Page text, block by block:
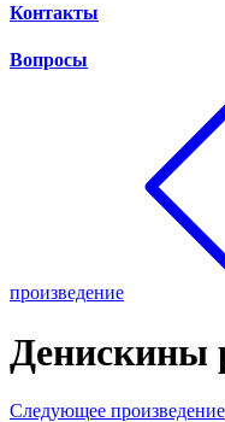
Контакты
Вопросы
произведение
Денискины
Следующее произведение